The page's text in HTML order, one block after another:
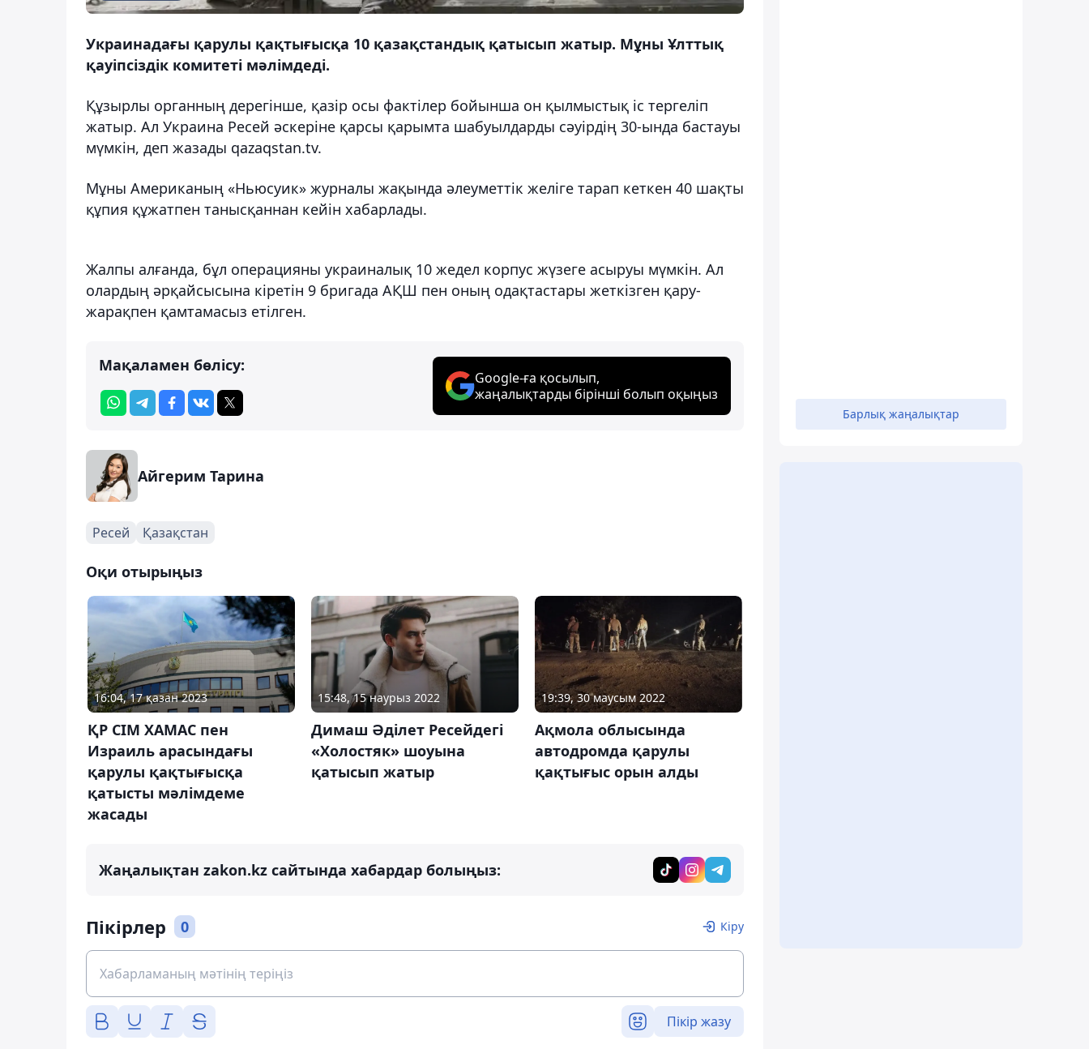
Украинадағы қарулы қақтығысқа 10 қазақстандық қатысып жатыр. Мұны Ұлттық
қауіпсіздік комитеті мәлімдеді.
Құзырлы органның дерегінше, қазір осы фактілер бойынша он қылмыстық іс тергеліп
жатыр. Ал Украина Ресей әскеріне қарсы қарымта шабуылдарды сәуірдің 30-ында бастауы
мүмкін, деп жазады qazaqstan.tv.
Мұны Американың «Ньюсуик» журналы жақында әлеуметтік желіге тарап кеткен 40 шақты
құпия құжатпен танысқаннан кейін хабарлады.
Жалпы алғанда, бұл операцияны украиналық 10 жедел корпус жүзеге асыруы мүмкін. Ал
олардың әрқайсысына кіретін 9 бригада АҚШ пен оның одақтастары жеткізген қару-
жарақпен қамтамасыз етілген.
Мақаламен бөлісу:
Google-ға қосылып,
жаңалықтарды бірінші болып оқыңыз
Айгерим Тарина
Ресей Қазақстан
Оқи отырыңыз
16:04, 17 қазан 2023
ҚР СІМ ХАМАС пен
Израиль арасындағы
қарулы қақтығысқа
қатысты мәлімдеме
жасады
15:48, 15 наурыз 2022
Димаш Әділет Ресейдегі
«Холостяк» шоуына
қатысып жатыр
19:39, 30 маусым 2022
Ақмола облысында
автодромда қарулы
қақтығыс орын алды
Жаңалықтан zakon.kz сайтында хабардар болыңыз:
Пікірлер 0 Кіру
Пікір жазу
Барлық жаңалықтар